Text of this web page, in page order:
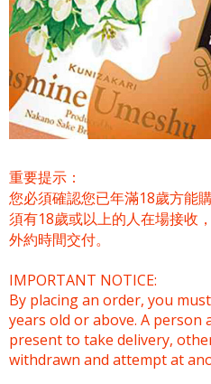
重要提示：
您必須確認您已年滿18歲方能
須有18歲或以上的人在場接收
外約時間交付。
IMPORTANT NOTICE:
By placing an order, you
years old or above. A person
present to take delivery,
withdrawn and attempt at